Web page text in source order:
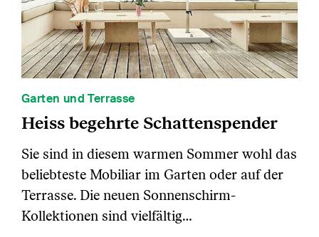
Garten und Terrasse
Heiss begehrte Schattenspender
Sie sind in diesem warmen Sommer wohl das
beliebteste Mobiliar im Garten oder auf der
Terrasse. Die neuen Sonnenschirm-
Kollektionen sind vielfältig…